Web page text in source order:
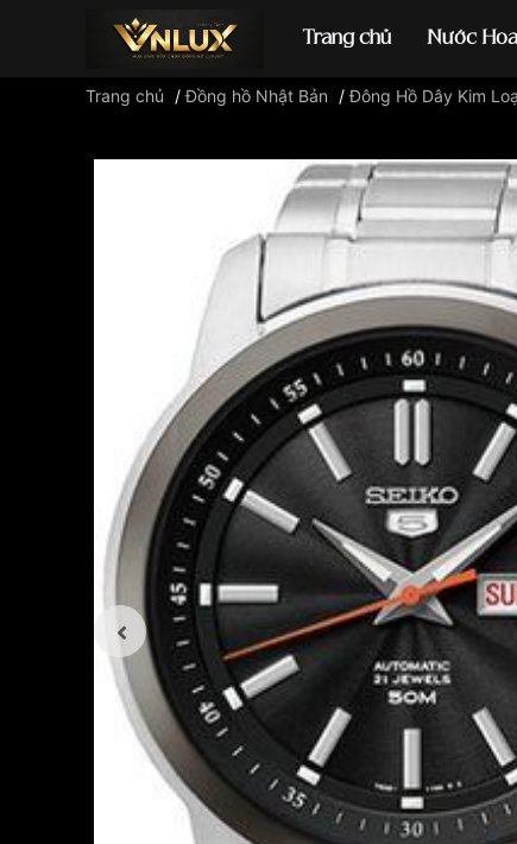
Trang chủ Nước Hoa
Đồng hồ casio
Trang chủ /Đồng hồ Nhật Bản /Đông Hồ Dây Kim